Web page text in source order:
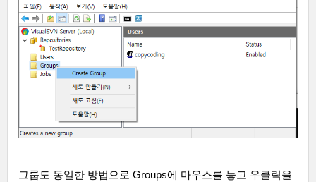
그룹도 동일한 방법으로 Groups에 마우스를 놓고 우클릭을